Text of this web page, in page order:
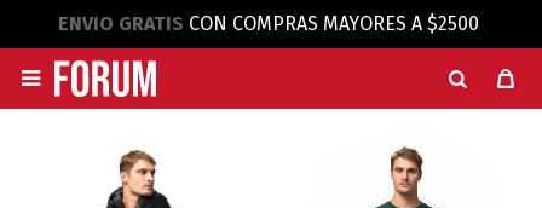
ENVIO GRATIS CON COMPRAS MAYORES A $2500
